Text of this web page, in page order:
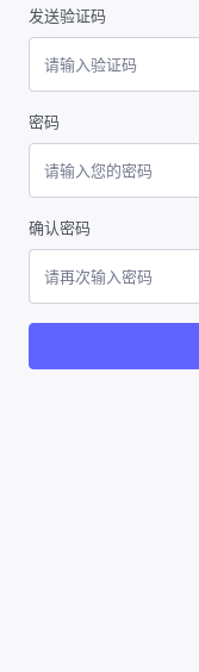
发送验证码
密码
确认密码